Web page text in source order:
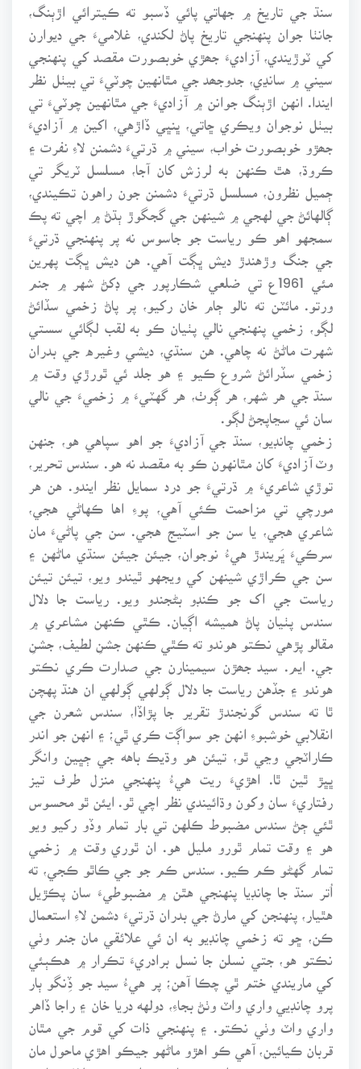
سنڌ جي تاريخ ۾ جهاتي پائي ڏسبو ته ڪيترائي اڙٻنگ،
جانٺا جوان پنهنجي تاريخ پاڻ لکندي، غلاميءَ جي ديوارن
کي ٽوڙيندي، آزاديءَ جھڙي خوبصورت مقصد کي پنهنجي
سيني ۾ سانڍي، جدوجھد جي مٿانهين چوٽيءَ تي بيٺل نظر
ايندا. انهن اڙٻنگ جوانن ۾ آزاديءَ جي مٿانهين چوٽيءَ تي
بيٺل نوجوان ويڪري ڇاتي، ڀنڀي ڏاڙهي، اکين ۾ آزاديءَ
جھڙو خوبصورت خواب، سيني ۾ ڌرتيءَ دشمنن لاءِ نفرت ۽
ڪروڌ، هٿ ڪنهن به لرزش کان آجا، مسلسل ٽريگر تي
ڄميل نظرون، مسلسل ڌرتيءَ دشمنن جون راهون تڪيندي،
ڳالهائڻ جي لهجي ۾ شينهن جي گجگوڙ ٻڌڻ ۾ اچي ته پڪ
سمجهو اهو ڪو رياست جو جاسوس نه پر پنهنجي ڌرتيءَ
جي جنگ وڙهندڙ ديش ڀڳت آهي. هن ديش ڀڳت پهرين
مئي 1961ع تي ضلعي شڪارپور جي ڊکڻ شهر ۾ جنم
ورتو. مائٽن ته نالو ڄام خان رکيو، پر پاڻ زخمي سڏائڻ
لڳو، زخمي پنهنجي نالي پٺيان ڪو به لقب لڳائي سستي
شهرت ماڻڻ نه چاهي. هن سنڌي، ديشي وغيره جي بدران
زخمي سڏرائڻ شروع ڪيو ۽ هو جلد ئي ٿورڙي وقت ۾
سنڌ جي هر شهر، هر ڳوٺ، هر گهٽيءَ ۾ زخميءَ جي نالي
سان ئي سڃاپجڻ لڳو.
زخمي چانڊيو، سنڌ جي آزاديءَ جو اهو سپاهي هو، جنهن
وٽ آزاديءَ کان مٿانهون ڪو به مقصد نه هو. سندس تحرير،
توڙي شاعريءَ ۾ ڌرتيءَ جو درد سمايل نظر ايندو. هن هر
مورچي تي مزاحمت ڪئي آهي، پوءِ اها ڪهاڻي هجي،
شاعري هجي، يا سن جو اسٽيج هجي. سن جي پاڻيءَ مان
سرڪيءَ ڀَريندڙ هيءُ نوجوان، جيئن جيئن سنڌي ماڻهن ۽
سن جي ڪراڙي شينهن کي ويجهو ٿيندو ويو، تيئن تيئن
رياست جي اک جو ڪنڊو بڻجندو ويو. رياست جا دلال
سندس پٺيان پاڻ هميشه اڳيان. ڪٿي ڪنهن مشاعري ۾
مقالو پڙهي نڪتو هوندو ته ڪٿي ڪنهن جشنِ لطيف، جشنِ
جي. ايم. سيد جھڙن سيمينارن جي صدارت ڪري نڪتو
هوندو ۽ جڏهن رياست جا دلال ڳولهي ڳولهي ان هنڌ پهچن
ٿا ته سندس گونجندڙ تقرير جا پڙاڏا، سندس شعرن جي
انقلابي خوشبوءِ انهن جو سواڳت ڪري ٿي؛ ۽ انهن جو اندر
ڪاراٽجي وڃي ٿو، تيئن هو وڌيڪ باهه جي ڄڀين وانگر
ڀڀڙ ٿين ٿا. اهڙيءَ ريت هيءُ پنهنجي منزل طرف تيز
رفتاريءَ سان وکون وڌائيندي نظر اچي ٿو. ايئن ٿو محسوس
ٿئي ڄڻ سندس مضبوط ڪلهن تي بار تمام وڏو رکيو ويو
هو ۽ وقت تمام ٿورو مليل هو. ان ٿوري وقت ۾ زخمي
تمام گهڻو ڪم ڪيو. سندس ڪم جو جي ڪاٿو ڪجي، ته
اُتر سنڌ جا چانڊيا پنهنجي هٿن ۾ مضبوطيءَ سان پڪڙيل
هٿيار، پنهنجن کي مارڻ جي بدران ڌرتيءَ دشمن لاءِ استعمال
ڪن، ڇو ته زخمي چانڊيو به ان ئي علائقي مان جنم وٺي
نڪتو هو، جتي نسلن جا نسل برادريءَ تڪرار ۾ هڪٻئي
کي ماريندي ختم ٿي چڪا آهن؛ پر هيءُ سيد جو ڏِنگو ٻار
پرو چانڊيي واري واٽ وٺڻ بجاءِ، دولهه دريا خان ۽ راجا ڏاهر
واري واٽ وٺي نڪتو. ۽ پنهنجي ذات کي قوم جي مٿان
قربان ڪيائين، آهي ڪو اهڙو ماڻهو جيڪو اهڙي ماحول مان
جنم وٺي نڪري، ۽ ان ئي سماجي روايتن جي خلاف بغاوت